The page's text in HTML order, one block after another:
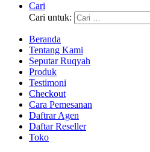
Cari
Cari untuk:
Beranda
Tentang Kami
Seputar Ruqyah
Produk
Testimoni
Checkout
Cara Pemesanan
Daftrar Agen
Daftar Reseller
Toko